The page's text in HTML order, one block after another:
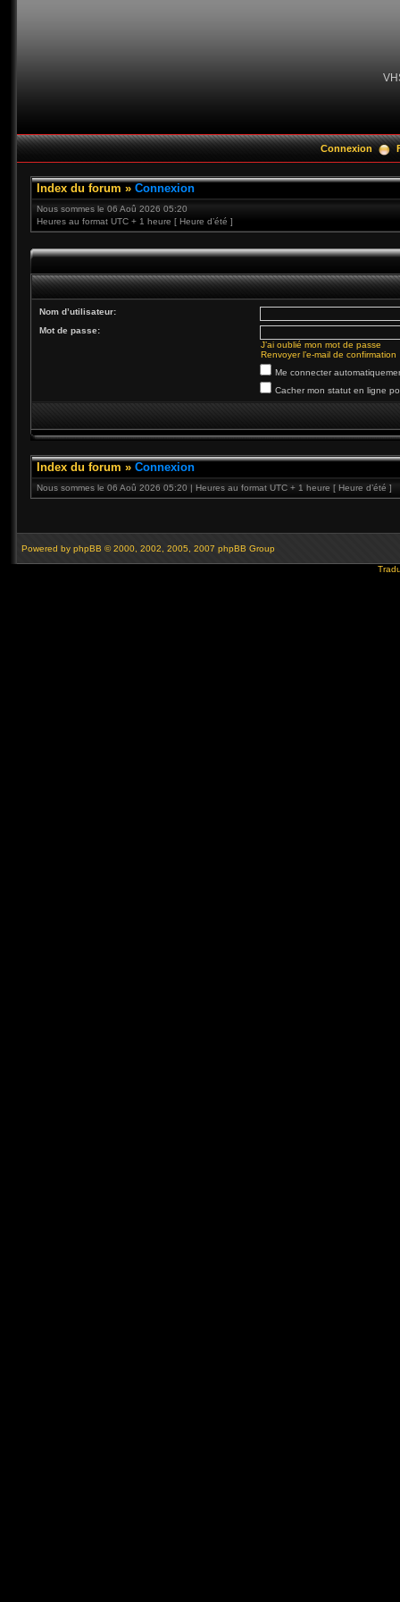
Connexion
Index du forum » Connexion
Nous sommes le 06 Aoû 2026 05:20
Heures au format UTC + 1 heure [ Heure d’été ]
Nom d’utilisateur:
Mot de passe:
J’ai oublié mon mot de passe
Renvoyer l’e-mail de confirmation
Me connecter
Cacher mon statut en ligne
Index du forum » Connexion
Nous sommes le 06 Aoû 2026 05:20 | Heures au format UTC + 1 heure [ Heure d’été ]
Powered by phpBB © 2000, 2002, 2005, 2007 phpBB Group